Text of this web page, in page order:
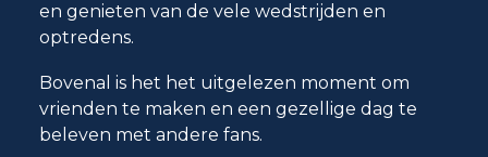
en genieten van de vele wedstrijden en
optredens.
Bovenal is het het uitgelezen moment om
vrienden te maken en een gezellige dag te
beleven met andere fans.